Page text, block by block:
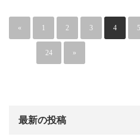
« 1 2 3 4 5
24 »
最新の投稿